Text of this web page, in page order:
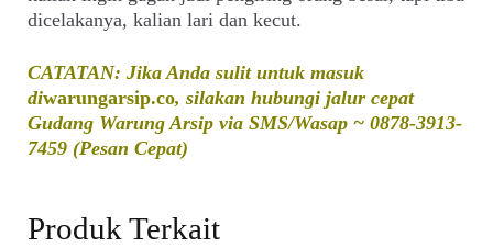
dicelakanya, kalian lari dan kecut.
CATATAN: Jika Anda sulit untuk masuk
diwarungarsip.co, silakan hubungi jalur cepat
Gudang Warung Arsip via SMS/Wasap ~ 0878-3913-
7459 (Pesan Cepat)
Produk Terkait